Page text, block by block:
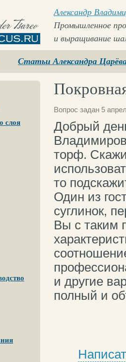
Александр
Промышленное
и выращивание
Статьи Александра
слоя
Вопрос задан 5
Добрый
торф.
то
Один из
суглинок,
Вы с таким
и другие
полный и